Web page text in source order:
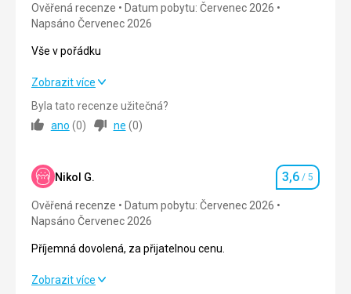
Ubytování
Ubytovanie veľmi útulne, upratovali každý deň.
Tato recenze byla přeložena automaticky přes
Ověřená recenze
Datum pobytu: Červenec 2026
Napsáno Červenec 2026
Vše v pořádku
Vše v pořádku
Strava
Okolí 4,0/ 5
Služby
Služby
Zobrazit více
Byla tato recenze užitečná?
ano (0) ne (0)
Nikol G. Hodnocení
3,6 / 5
Ověřená recenze
Datum pobytu: Červenec 2026
Napsáno Červenec 2026
Příjemná dovolená, za přijatelnou cenu.
Příjemná dovolená, za přijatelnou cenu.
Zobrazit více